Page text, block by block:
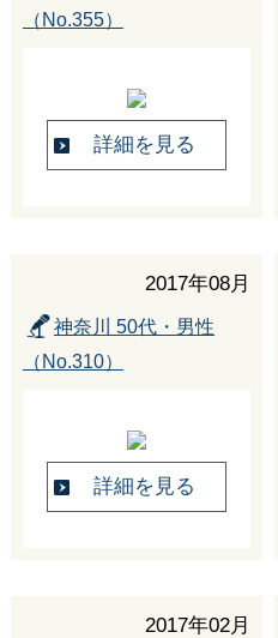
（No.355）
詳細を見る
2017年08月
神奈川 50代・男性
（No.310）
詳細を見る
2017年02月